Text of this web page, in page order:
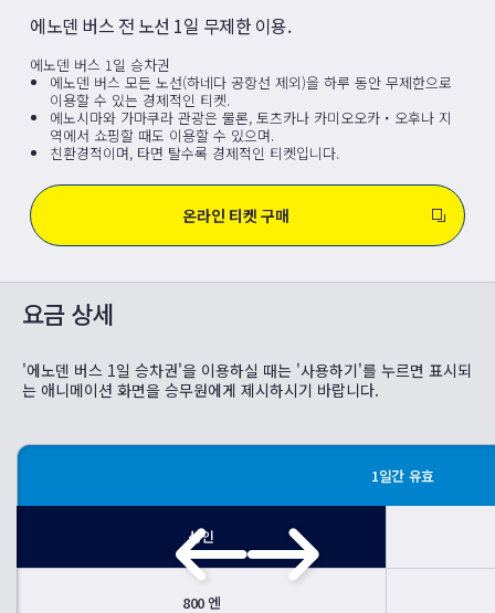
에노덴 버스 전 노선 1일 무제한 이용.
에노덴 버스 1일 승차권
에노덴 버스 모든 노선(하네다 공항선 제외)을 하루 동안 무제한으로
이용할 수 있는 경제적인 티켓.
에노시마와 가마쿠라 관광은 물론, 토츠카나 카미오오카・오후나 지
역에서 쇼핑할 때도 이용할 수 있으며.
친환경적이며, 타면 탈수록 경제적인 티켓입니다.
온라인 티켓 구매
요금 상세
'에노덴 버스 1일 승차권'을 이용하실 때는 '사용하기'를 누르면 표시되
는 애니메이션 화면을 승무원에게 제시하시기 바랍니다.
1일간 유효
성인
800 엔